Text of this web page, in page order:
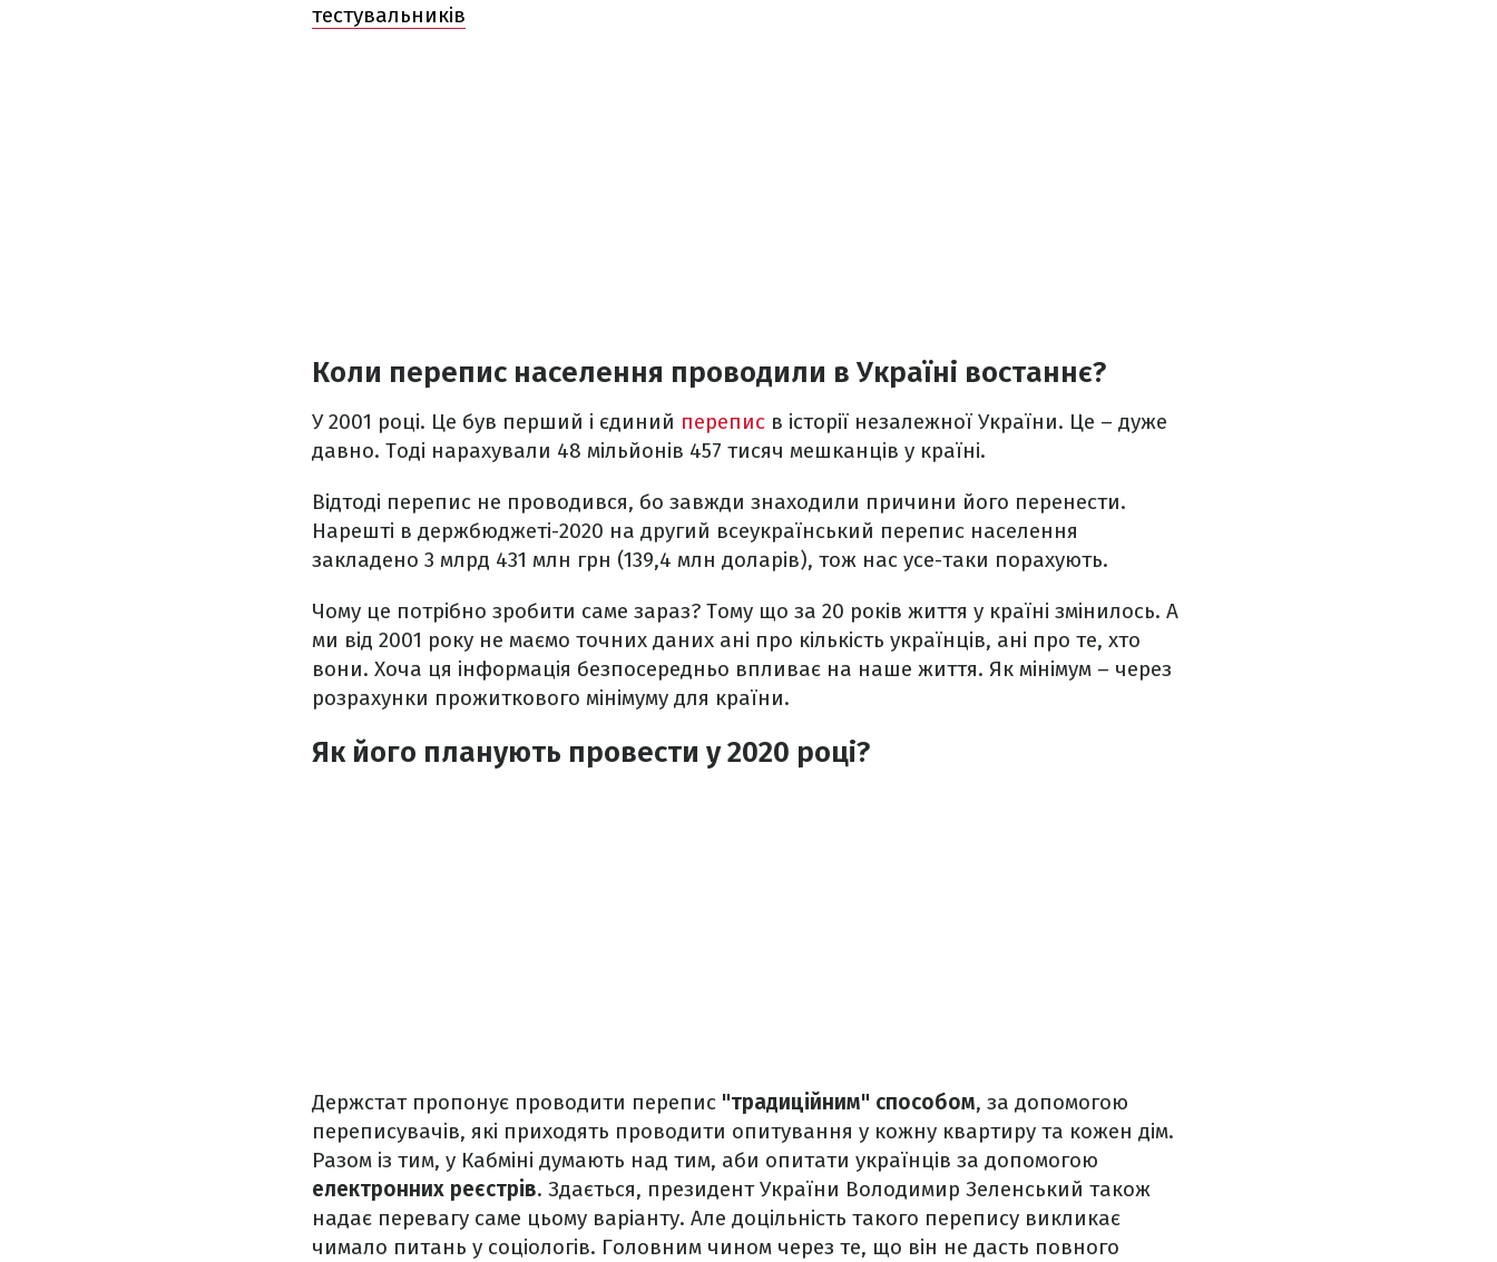
тестувальників
Коли перепис населення проводили в Україні востаннє?
У 2001 році. Це був перший і єдиний перепис в історії незалежної України. Це – дуже
давно. Тоді нарахували 48 мільйонів 457 тисяч мешканців у країні.
Відтоді перепис не проводився, бо завжди знаходили причини його перенести.
Нарешті в держбюджеті-2020 на другий всеукраїнський перепис населення
закладено 3 млрд 431 млн грн (139,4 млн доларів), тож нас усе-таки порахують.
Чому це потрібно зробити саме зараз? Тому що за 20 років життя у країні змінилось. А
ми від 2001 року не маємо точних даних ані про кількість українців, ані про те, хто
вони. Хоча ця інформація безпосередньо впливає на наше життя. Як мінімум – через
розрахунки прожиткового мінімуму для країни.
Як його планують провести у 2020 році?
Держстат пропонує проводити перепис "традиційним" способом, за допомогою
переписувачів, які приходять проводити опитування у кожну квартиру та кожен дім.
Разом із тим, у Кабміні думають над тим, аби опитати українців за допомогою
електронних реєстрів. Здається, президент України Володимир Зеленський також
надає перевагу саме цьому варіанту. Але доцільність такого перепису викликає
чимало питань у соціологів. Головним чином через те, що він не дасть повного